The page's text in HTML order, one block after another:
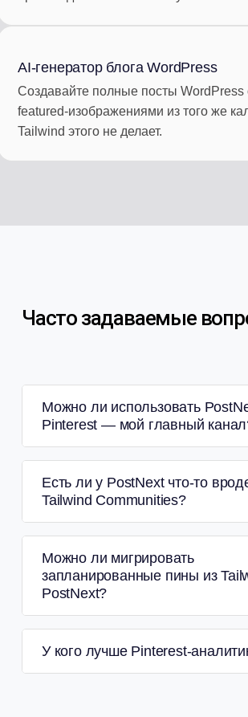
AI-генератор блога WordPress
Создавайте полные посты WordPress
featured-изображениями из того же
Tailwind этого не делает.
Часто задаваемые
Можно ли использовать
Pinterest — мой главный
Есть ли у PostNext что-то
Tailwind Communities?
Можно ли мигрировать
запланированные пины из
PostNext?
У кого лучше Pinterest-